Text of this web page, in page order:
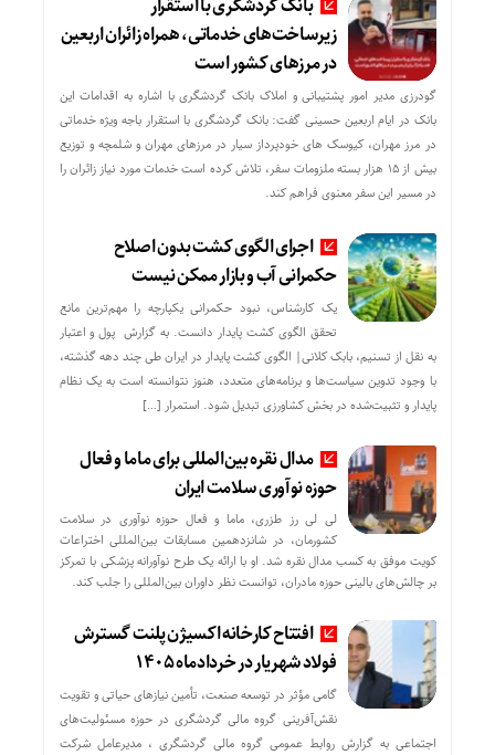
زیرساخت‌های خدماتی، همراه زائران اربعین
در مرزهای کشور است
گودرزی مدیر امور پشتیبانی و املاک بانک گردشگری با اشاره به اقدامات این
بانک در ایام اربعین حسینی گفت: بانک گردشگری با استقرار باجه ویژه خدماتی
در مرز مهران، کیوسک های خودپرداز سیار در مرزهای مهران و شلمچه و توزیع
بیش از ۱۵ هزار بسته ملزومات سفر، تلاش کرده است خدمات مورد نیاز زائران را
در مسیر این سفر معنوی فراهم کند.
اجرای الگوی کشت بدون اصلاح
حکمرانی آب و بازار ممکن نیست
یک کارشناس، نبود حکمرانی یکپارچه را مهم‌ترین مانع
تحقق الگوی کشت پایدار دانست. به گزارش پول و اعتبار
به نقل از تسنیم، بابک کلانی| الگوی کشت پایدار در ایران طی چند دهه گذشته،
با وجود تدوین سیاست‌ها و برنامه‌های متعدد، هنوز نتوانسته است به یک نظام
پایدار و تثبیت‌شده در بخش کشاورزی تبدیل شود. استمرار […]
مدال نقره بین‌المللی برای ماما و فعال
حوزه نوآوری سلامت ایران
لی لی رز طزری، ماما و فعال حوزه نوآوری در سلامت
کشورمان، در شانزدهمین مسابقات بین‌المللی اختراعات
کویت موفق به کسب مدال نقره شد. او با ارائه یک طرح نوآورانه پزشکی با تمرکز
بر چالش‌های بالینی حوزه مادران، توانست نظر داوران بین‌المللی را جلب کند.
افتتاح کارخانه اکسیژن پلنت گسترش
فولاد شهریار در خردادماه ۱۴۰۵
گامی مؤثر در توسعه صنعت، تأمین نیازهای حیاتی و تقویت
نقش‌آفرینی گروه مالی گردشگری در حوزه مسئولیت‌های
اجتماعی به گزارش روابط عمومی گروه مالی گردشگری ، مدیرعامل شرکت